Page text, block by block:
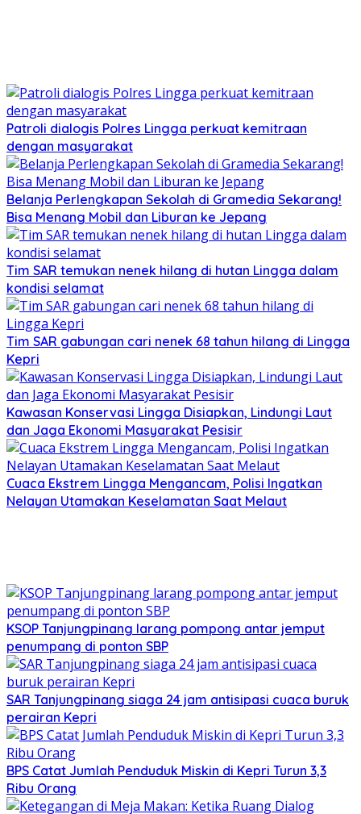
Patroli dialogis Polres Lingga perkuat kemitraan
dengan masyarakat
Belanja Perlengkapan Sekolah di Gramedia Sekarang!
Bisa Menang Mobil dan Liburan ke Jepang
Tim SAR temukan nenek hilang di hutan Lingga dalam
kondisi selamat
Tim SAR gabungan cari nenek 68 tahun hilang di Lingga
Kepri
Kawasan Konservasi Lingga Disiapkan, Lindungi Laut
dan Jaga Ekonomi Masyarakat Pesisir
Cuaca Ekstrem Lingga Mengancam, Polisi Ingatkan
Nelayan Utamakan Keselamatan Saat Melaut
KSOP Tanjungpinang larang pompong antar jemput
penumpang di ponton SBP
SAR Tanjungpinang siaga 24 jam antisipasi cuaca buruk
perairan Kepri
BPS Catat Jumlah Penduduk Miskin di Kepri Turun 3,3
Ribu Orang